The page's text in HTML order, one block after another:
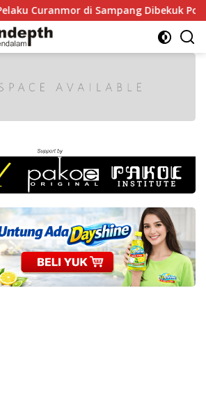
di Sampang Dibekuk Polisi